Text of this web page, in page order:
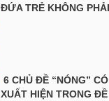
ĐỨA TRẺ KHÔNG
6 CHỦ ĐỀ “NÓNG”
XUẤT HIỆN TRONG